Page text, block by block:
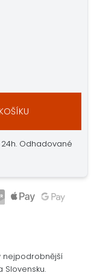
Odhadované
nejpodrobnější